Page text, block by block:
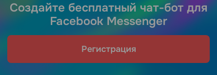
Создайте бесплатный чат-бот для
Facebook Messenger
Регистрация